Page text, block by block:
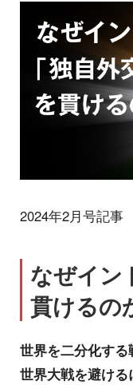
2024年2月号記事
なぜイン
貫けるの
世界を二分化す
世界大戦を避け